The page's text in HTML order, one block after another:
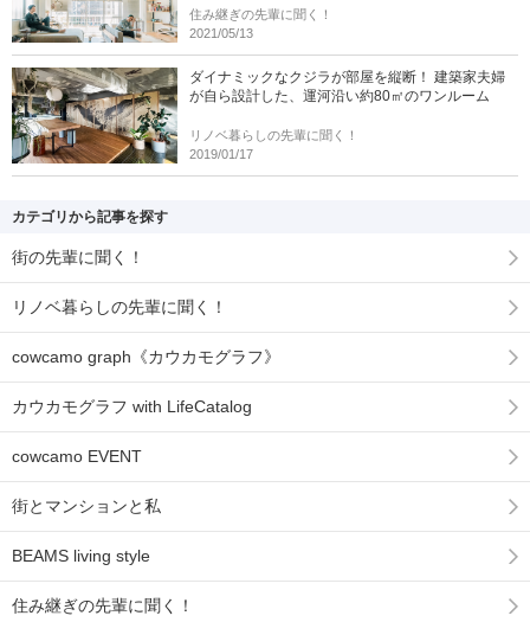
住み継ぎの先輩に聞く！
2021/05/13
ダイナミックなクジラが部屋を縦断！ 建築家夫婦
が自ら設計した、運河沿い約80㎡のワンルーム
リノベ暮らしの先輩に聞く！
2019/01/17
カテゴリから記事を探す
街の先輩に聞く！
リノベ暮らしの先輩に聞く！
cowcamo graph《カウカモグラフ》
カウカモグラフ with LifeCatalog
cowcamo EVENT
街とマンションと私
BEAMS living style
住み継ぎの先輩に聞く！